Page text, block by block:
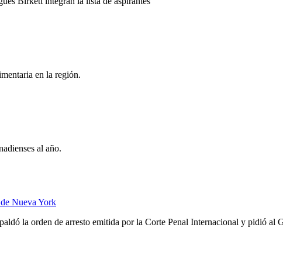
en la región.
al año.
Nueva York
la orden de arresto emitida por la Corte Penal Internacional y pidió al